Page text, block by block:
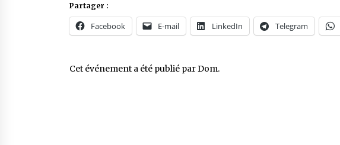
Partager :
Facebook E-mail LinkedIn Telegram
Cet événement a été publié parDom.